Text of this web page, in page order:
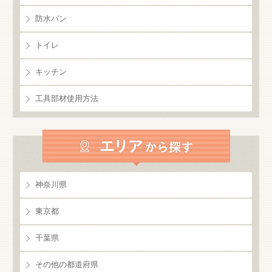
防水パン
トイレ
キッチン
工具部材使用方法
神奈川県
東京都
千葉県
その他の都道府県